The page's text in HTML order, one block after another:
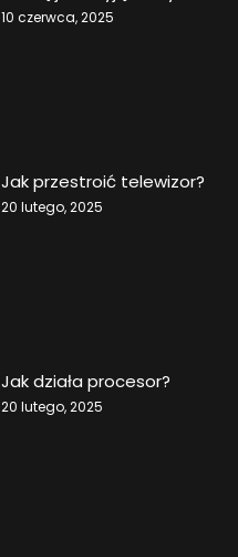
10 czerwca, 2025
Jak przestroić telewizor?
20 lutego, 2025
Jak działa procesor?
20 lutego, 2025